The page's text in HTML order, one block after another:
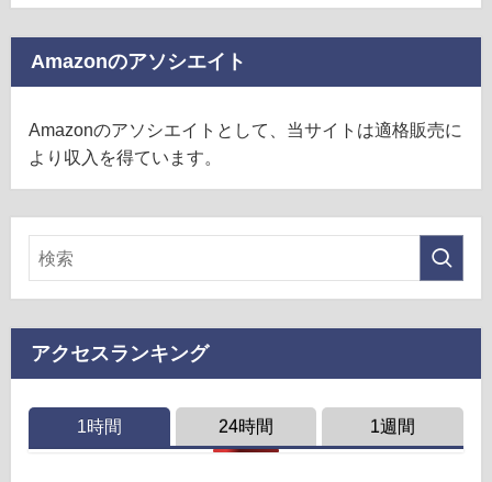
Amazonのアソシエイト
Amazonのアソシエイトとして、当サイトは適格販売に
より収入を得ています。
アクセスランキング
1時間 24時間 1週間